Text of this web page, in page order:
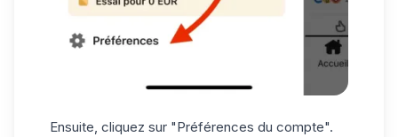
Ensuite, cliquez sur "Préférences du compte".